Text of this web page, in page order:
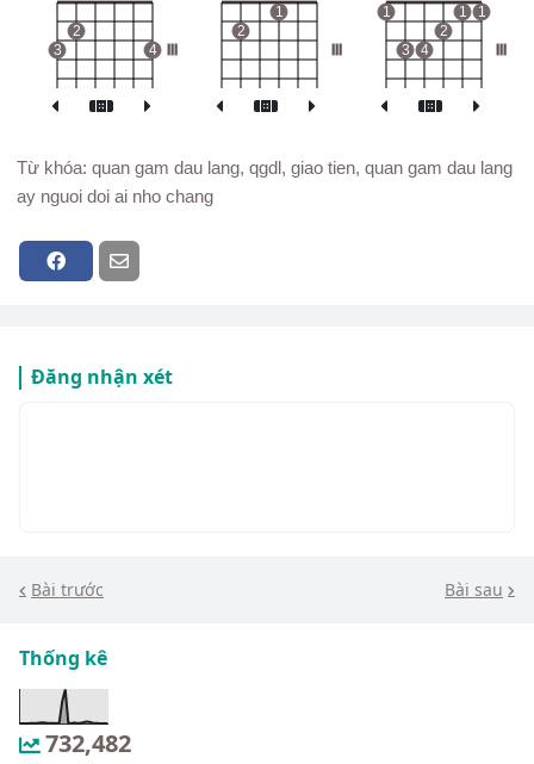
3
2
4
2
1 1
3 4
2
1 1
Từ khóa: quan gam dau lang, qgdl, giao tien, quan gam dau lang
ay nguoi doi ai nho chang
Đăng nhận xét
Bài trước Bài sau
Thống kê
732,482